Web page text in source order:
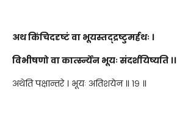
अथ किंचिददृष्टं वा भूयस्तद्द्रष्टुमर्हथः ।
विभीषणो वा कार्त्स्न्येन भूयः संदर्शयिष्यति ।।
अथेति पक्षान्तरे । भूयः अतिशयेन ॥ १९ ॥